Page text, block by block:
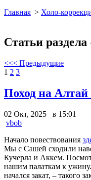
Главная > Холо-
Статьи
<<< Предыдущие
1 2 3
Поход на Алтай
02 Окт, 2025 в 15:01
vbob
Начало повествования
Мы с Сашей сходили
Кучерла и Аккем.
нашим палаткам к
начался закат, – такого